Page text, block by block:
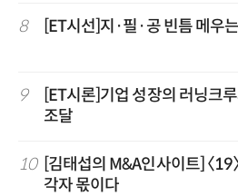
8 [ET시선]지·필·공 빈틈 메우
9
[ET시론]기업 성장의 러닝크
조달
10
[김태섭의 M&A인사이트] 〈
각자 몫이다